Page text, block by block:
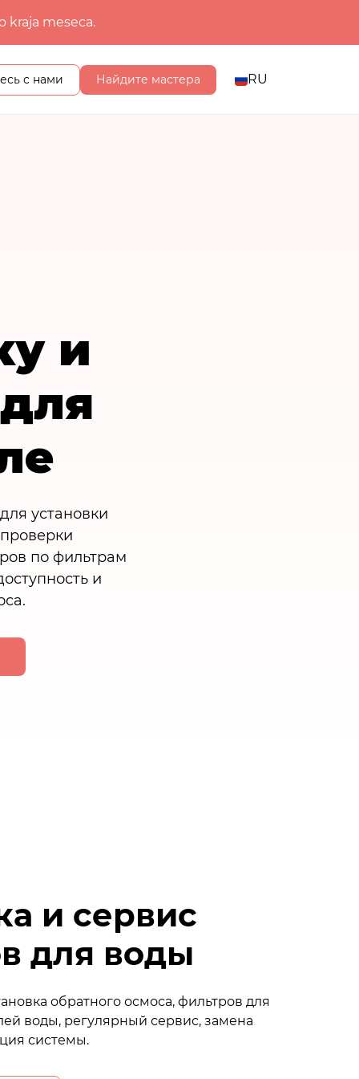
kraja meseca.
с нами Найдите мастера RU
и
установки
по фильтрам
и
и сервис
для воды
обратного осмоса, фильтров для
воды, регулярный сервис, замена
системы.